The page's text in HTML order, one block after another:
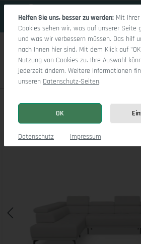
Marco LO Aho kl Medium L
Bildergalerie überspringen
Helfen Sie uns, besser zu werden: Mit
Cookies sehen wir, was auf unserer Seite
und was wir verbessern müssen. Das hilf
nach Ihnen hier sind. Mit dem Klick auf
Nutzung von Cookies zu. Ihre Auswahl
jederzeit ändern. Weitere Informationen
unseren Datenschutz-Seiten.
OK
Datenschutz Impressum